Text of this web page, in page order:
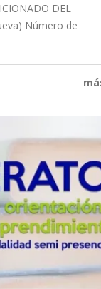
DEL
Número de